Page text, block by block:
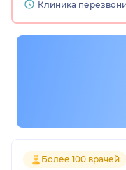
Клиника
Более 100 врачей